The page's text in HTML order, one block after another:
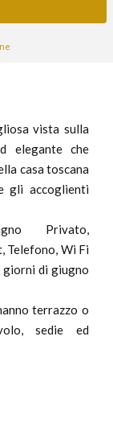
vista sulla
elegante che
casa toscana
gli accoglienti
Privato,
Telefono, Wi Fi
giorni di giugno
terrazzo o
sedie ed